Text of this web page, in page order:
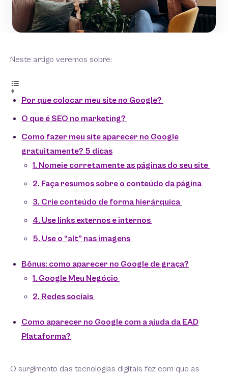
Neste artigo veremos sobre:
Por que colocar meu site no Google?
O que é SEO no marketing?
Como fazer meu site aparecer no Google
gratuitamente? 5 dicas
1. Nomeie corretamente as páginas do seu site
2. Faça resumos sobre o conteúdo da página
3. Crie conteúdo de forma hierárquica
4. Use links externos e internos
5. Use o “alt” nas imagens
Bônus: como aparecer no Google de graça?
1. Google Meu Negócio
2. Redes sociais
Como aparecer no Google com a ajuda da EAD
Plataforma?
O surgimento das tecnologias digitais fez com que as